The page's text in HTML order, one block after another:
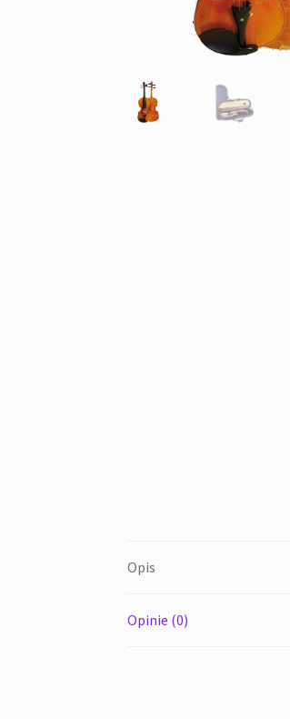
Opis
Opinie (0)